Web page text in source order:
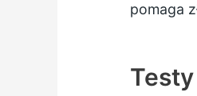
pomaga